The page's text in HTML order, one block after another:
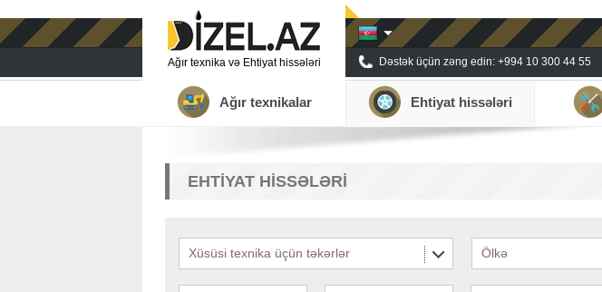
Ağır texnika və Ehtiyat hissələri Dəstək üçün zəng edin: +994 10 300 44 55
Ağır texnikalar Ehtiyat hissələri
EHTIYAT HISSƏLƏRI
Xüsüsi texnika üçün təkərlər Ölkə